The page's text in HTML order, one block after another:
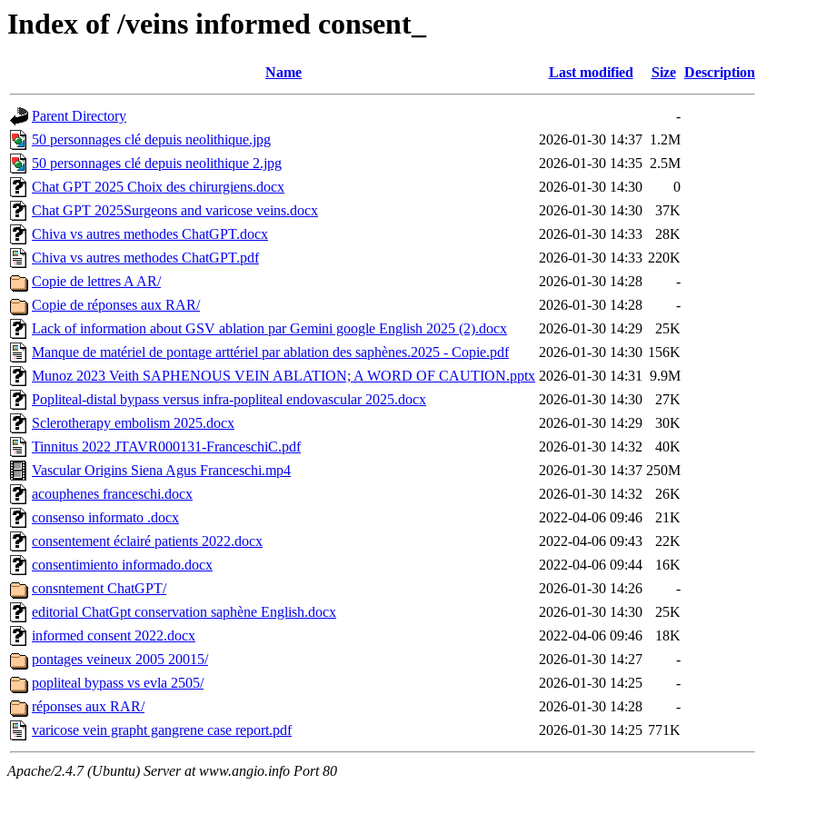
Index of /veins informed consent_
Name Last modified Size Description
Parent Directory
-
50 personnages clé depuis neolithique.jpg
2026-01-30 14:37 1.2M
50 personnages clé depuis neolithique 2.jpg
2026-01-30 14:35 2.5M
Chat GPT 2025 Choix des chirurgiens.docx
2026-01-30 14:30
0
Chat GPT 2025Surgeons and varicose veins.docx
2026-01-30 14:30
37K
Chiva vs autres methodes ChatGPT.docx
2026-01-30 14:33
28K
Chiva vs autres methodes ChatGPT.pdf
2026-01-30 14:33 220K
Copie de lettres A AR/
2026-01-30 14:28
-
Copie de réponses aux RAR/
2026-01-30 14:28
-
Lack of information about GSV ablation par Gemini google English 2025 (2).docx
2026-01-30 14:29
25K
Manque de matériel de pontage arttériel par ablation des saphènes.2025 - Copie.pdf
2026-01-30 14:30 156K
Munoz 2023 Veith SAPHENOUS VEIN ABLATION; A WORD OF CAUTION.pptx 2026-01-30 14:31 9.9M
Popliteal-distal bypass versus infra-popliteal endovascular 2025.docx
2026-01-30 14:30
27K
Sclerotherapy embolism 2025.docx
2026-01-30 14:29
30K
Tinnitus 2022 JTAVR000131-FranceschiC.pdf
2026-01-30 14:32
40K
Vascular Origins Siena Agus Franceschi.mp4
2026-01-30 14:37 250M
acouphenes franceschi.docx
2026-01-30 14:32
26K
consenso informato .docx
2022-04-06 09:46
21K
consentement éclairé patients 2022.docx
2022-04-06 09:43
22K
consentimiento informado.docx
2022-04-06 09:44
16K
consntement ChatGPT/
2026-01-30 14:26
-
editorial ChatGpt conservation saphène English.docx
2026-01-30 14:30
25K
informed consent 2022.docx
2022-04-06 09:46
18K
pontages veineux 2005 20015/
2026-01-30 14:27
-
popliteal bypass vs evla 2505/
2026-01-30 14:25
-
réponses aux RAR/
2026-01-30 14:28
-
varicose vein grapht gangrene case report.pdf
2026-01-30 14:25 771K
Apache/2.4.7 (Ubuntu) Server at www.angio.info Port 80